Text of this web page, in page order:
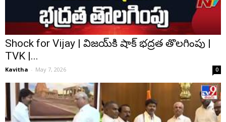
Shock for Vijay | విజయ్‌కి షాక్ భద్రత తొలగింపు |
TVK |...
Kavitha - May 7, 2026 0